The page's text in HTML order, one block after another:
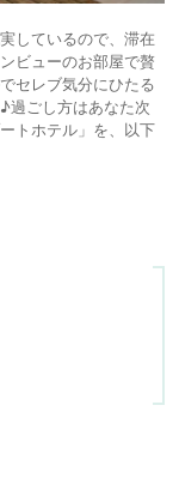
しているので、滞在
ビューのお部屋で贅
セレブ気分にひたる
過ごし方はあなた次
トホテル」を、以下